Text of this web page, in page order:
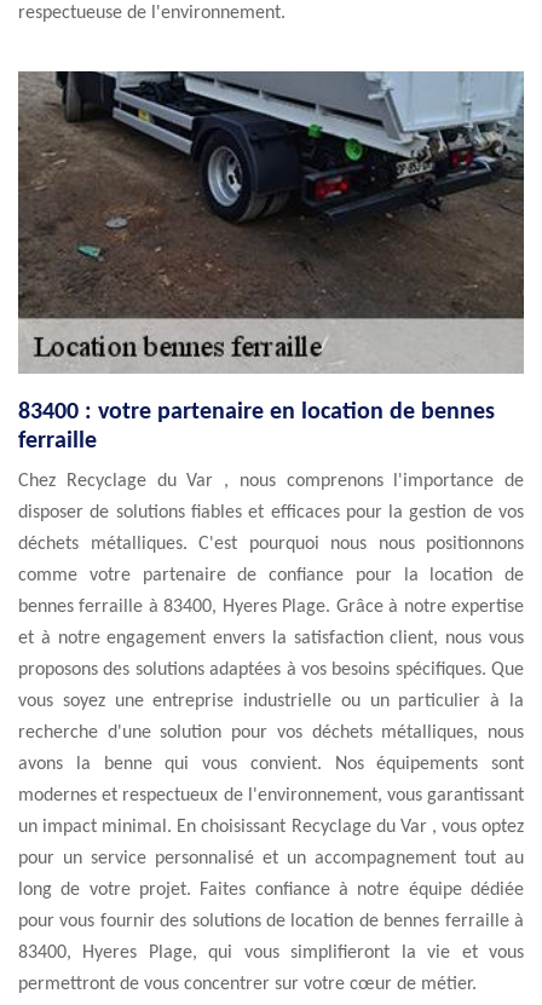
respectueuse de l'environnement.
83400 : votre partenaire en location de bennes
ferraille
Chez Recyclage du Var , nous comprenons l'importance de
disposer de solutions fiables et efficaces pour la gestion de vos
déchets métalliques. C'est pourquoi nous nous positionnons
comme votre partenaire de confiance pour la location de
bennes ferraille à 83400, Hyeres Plage. Grâce à notre expertise
et à notre engagement envers la satisfaction client, nous vous
proposons des solutions adaptées à vos besoins spécifiques. Que
vous soyez une entreprise industrielle ou un particulier à la
recherche d'une solution pour vos déchets métalliques, nous
avons la benne qui vous convient. Nos équipements sont
modernes et respectueux de l'environnement, vous garantissant
un impact minimal. En choisissant Recyclage du Var , vous optez
pour un service personnalisé et un accompagnement tout au
long de votre projet. Faites confiance à notre équipe dédiée
pour vous fournir des solutions de location de bennes ferraille à
83400, Hyeres Plage, qui vous simplifieront la vie et vous
permettront de vous concentrer sur votre cœur de métier.